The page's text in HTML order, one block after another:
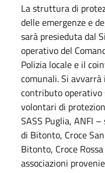
La struttura di
delle emergenze e
sarà presieduta dal
operativo del
Polizia locale e il
comunali. Si avvarrà
contributo operativo
volontari di
SASS Puglia, ANFI
di Bitonto, Croce
Bitonto, Croce
associazioni